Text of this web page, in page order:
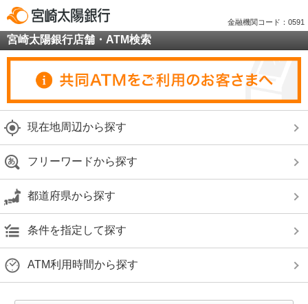
金融機関コード：0591
宮崎太陽銀行店舗・ATM検索
現在地周辺から探す
フリーワードから探す
都道府県から探す
条件を指定して探す
ATM利用時間から探す